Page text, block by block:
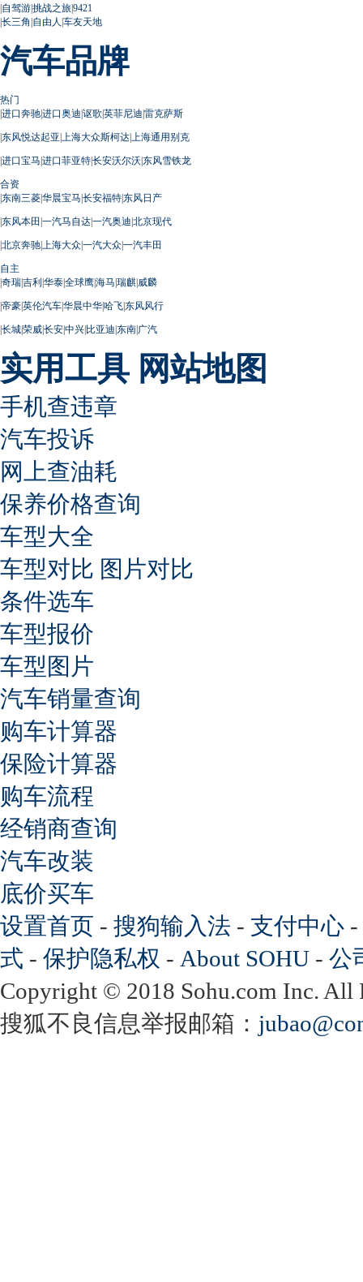
|自驾游|挑战之旅|9421
|长三角 |自由人 |车友天地
汽车品牌
热门
|进口奔驰|进口奥迪|讴歌|英菲尼迪|雷克萨斯
|东风悦达起亚| 上海大众斯柯达| 上海通用别克
|进口宝马|进口菲亚特|长安沃尔沃|东风雪铁龙
合资
|东南三菱|华晨宝马|长安福特|东风日产
|东风本田 |一汽马自达|一汽奥迪|北京现代
|北京奔驰| 上海大众|一汽大众|一汽丰田
自主
|奇瑞|吉利|华泰|全球鹰|海马|瑞麒|威麟
|帝豪|英伦汽车|华晨中华|哈飞|东风风行
|长城|荣威|长安|中兴|比亚迪|东南|广汽
实用工具 网站地图
手机查违章
汽车投诉
网上查油耗
保养价格查询
车型大全
车型对比 图片对比
条件选车
车型报价
车型图片
汽车销量查询
购车计算器
保险计算器
购车流程
经销商查询
汽车改装
底价买车
设置首页 - 搜狗输入法 - 支付中心 -
式 - 保护隐私权 - About SOHU - 公
Copyright © 2018 Sohu.com Inc.
搜狐不良信息举报邮箱：